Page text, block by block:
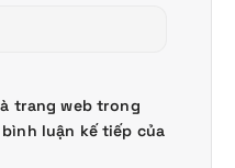
trang web trong
luận kế tiếp của